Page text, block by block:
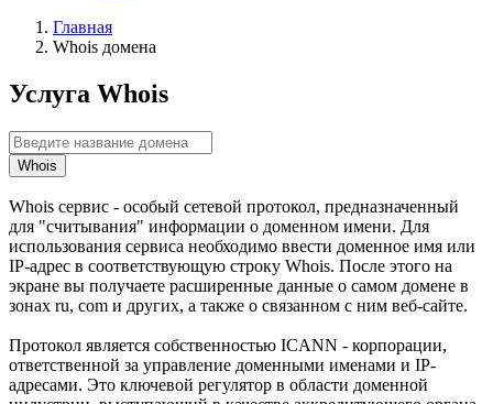
Главная
Whois домена
Услуга Whois
Whois
Whois сервис - особый сетевой протокол, предназначенный
для "считывания" информации о доменном имени. Для
использования сервиса необходимо ввести доменное имя или
IP-адрес в соответствующую строку Whois. После этого на
экране вы получаете расширенные данные о самом домене в
зонах ru, com и других, а также о связанном с ним веб-сайте.
Протокол является собственностью ICANN - корпорации,
ответственной за управление доменными именами и IP-
адресами. Это ключевой регулятор в области доменной